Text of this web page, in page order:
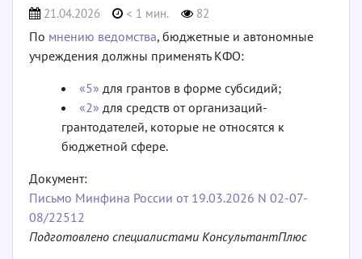
21.04.2026 < 1 мин. 82
По мнению ведомства, бюджетные и автономные
учреждения должны применять КФО:
«5» для грантов в форме субсидий;
«2» для средств от организаций-
грантодателей, которые не относятся к
бюджетной сфере.
Документ:
Письмо Минфина России от 19.03.2026 N 02-07-
08/22512
Подготовлено специалистами КонсультантПлюс